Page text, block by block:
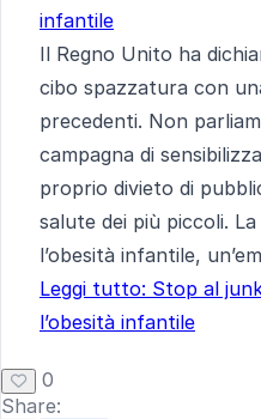
infantile
Il Regno Unito ha
cibo spazzatura con
precedenti. Non
campagna di
proprio divieto di
salute dei più piccoli.
l’obesità infantile,
Leggi tutto: Stop al
l’obesità infantile
0
Share: